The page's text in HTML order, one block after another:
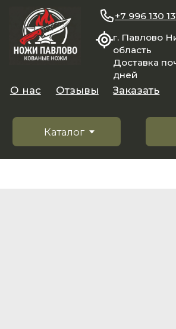
область
Доставка почтой и Сдэк от 3
Поиск
Каталог
Заказать
+7 996 130 131 1